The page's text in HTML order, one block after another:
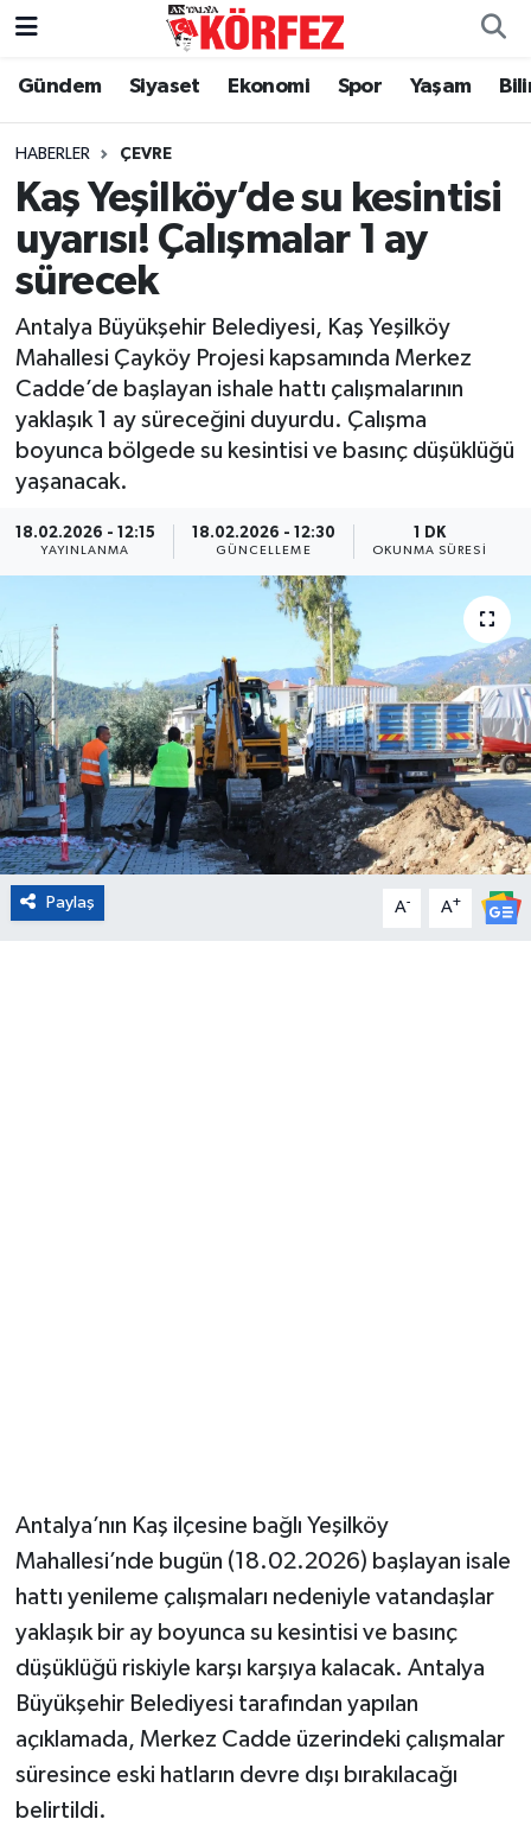
Gündem Siyaset Ekonomi Spor Yaşam
HABERLER ÇEVRE
Kaş Yeşilköy’de su kesintisi
uyarısı! Çalışmalar 1 ay
sürecek
Antalya Büyükşehir Belediyesi, Kaş Yeşilköy
Mahallesi Çayköy Projesi kapsamında Merkez
Cadde’de başlayan ishale hattı çalışmalarının
yaklaşık 1 ay süreceğini duyurdu. Çalışma
boyunca bölgede su kesintisi ve basınç düşüklüğü
yaşanacak.
18.02.2026 - 12:15
YAYINLANMA
18.02.2026 - 12:30
GÜNCELLEME
1 DK
OKUNMA SÜRESI
Paylaş A- A+
Antalya’nın Kaş ilçesine bağlı Yeşilköy
Mahallesi’nde bugün (18.02.2026) başlayan isale
hattı yenileme çalışmaları nedeniyle vatandaşlar
yaklaşık bir ay boyunca su kesintisi ve basınç
düşüklüğü riskiyle karşı karşıya kalacak. Antalya
Büyükşehir Belediyesi tarafından yapılan
açıklamada, Merkez Cadde üzerindeki çalışmalar
süresince eski hatların devre dışı bırakılacağı
belirtildi.
Gündem
Siyaset
Yerel Yönetim
Ekonomi
Spor
Yaşam
Asayiş
Eğitim
Magazin
Turizm
Çevre
Kültür ve Sanat
Nöbetçi Eczaneler
Hava Durumu
Trafik Durumu
Süper Lig Puan Durumu ve Fikstür
Tüm Manşetler
Son Dakika Haberleri
Haber Arşivi